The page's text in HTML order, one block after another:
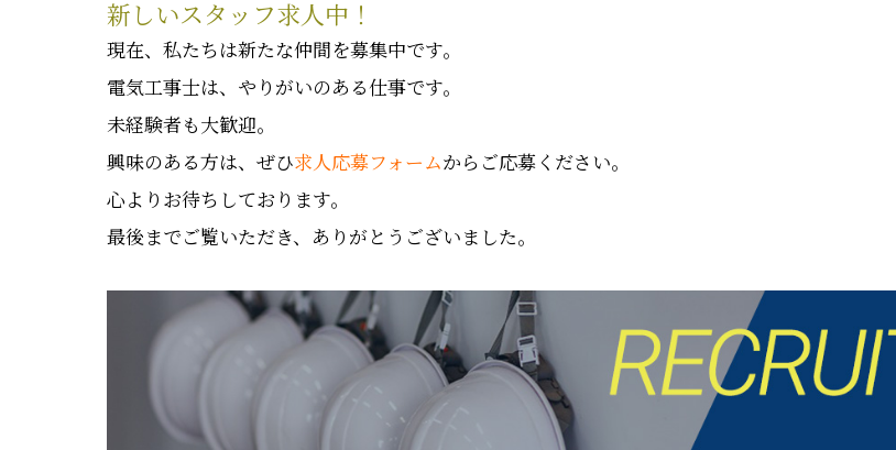
新しいスタッフ求人中！
現在、私たちは新たな仲間を募集中です。
電気工事士は、やりがいのある仕事です。
未経験者も大歓迎。
興味のある方は、ぜひ求人応募フォームからご応募ください。
心よりお待ちしております。
最後までご覧いただき、ありがとうございました。